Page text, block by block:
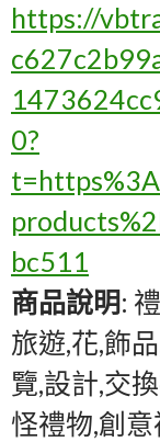
https://
0?
bc511
商品說明:
旅遊,花,飾
覽,設計,交
怪禮物,創